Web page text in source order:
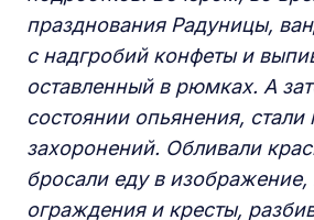
празднования Радуницы,
с надгробий конфеты и
оставленный в рюмках. А
состоянии опьянения, стали
захоронений. Обливали
бросали еду в
ограждения и кресты,